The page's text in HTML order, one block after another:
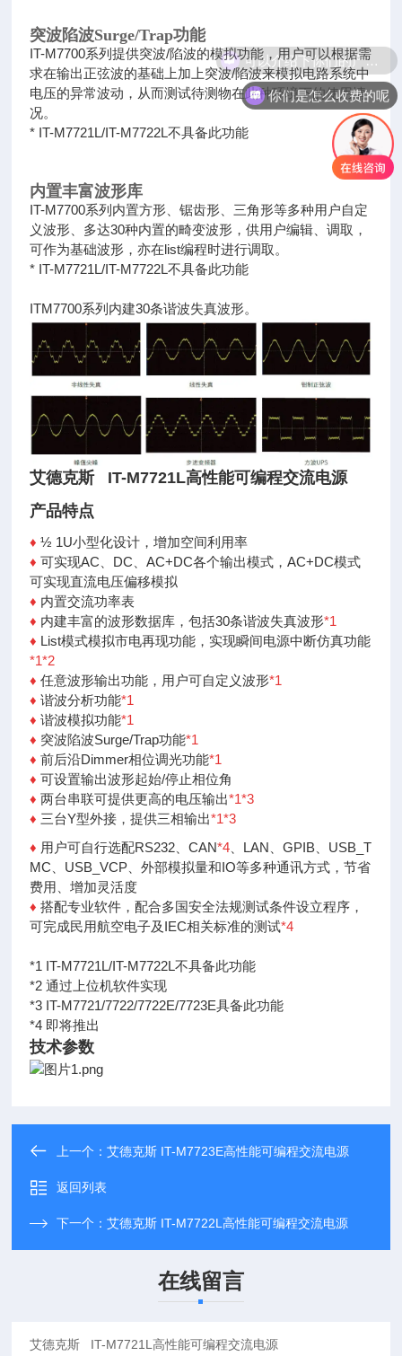
突波陷波Surge/Trap功能
IT-M7700系列提供突波/陷波的模拟功能，用户可以根据需
求在输出正弦波的基础上加上突波/陷波来模拟电路系统中
电压的异常波动，从而测试待测物在此种环境下的使用情
况。
* IT-M7721L/IT-M7722L不具备此功能
内置丰富波形库
IT-M7700系列内置方形、锯齿形、三角形等多种用户自定
义波形、多达30种内置的畸变波形，供用户编辑、调取，
可作为基础波形，亦在list编程时进行调取。
* IT-M7721L/IT-M7722L不具备此功能
ITM7700系列内建30条谐波失真波形。
艾德克斯 IT-M7721L高性能可编程交流电源
产品特点
♦ ½ 1U小型化设计，增加空间利用率
♦可实现AC、DC、AC+DC各个输出模式，AC+DC模式
可实现直流电压偏移模拟
♦ 内置交流功率表
♦ 内建丰富的波形数据库，包括30条谐波失真波形*1
♦ List模式模拟市电再现功能，实现瞬间电源中断仿真功能
*1*2
♦任意波形输出功能，用户可自定义波形*1
♦谐波分析功能*1
♦谐波模拟功能*1
♦ 突波陷波Surge/Trap功能*1
♦前后沿Dimmer相位调光功能*1
♦可设置输出波形起始/停止相位角
♦两台串联可提供更高的电压输出*1*3
♦ 三台Y型外接，提供三相输出*1*3
♦ 用户可自行选配RS232、CAN*4 、LAN、GPIB、USB_T
MC、 USB_VCP、外部模拟量和IO等多种通讯方式，节省
费用、增加灵活度
♦搭配专业软件，配合多国安全法规测试条件设立程序，
可完成民用航空电子及IEC相关标准的测试*4
*1 IT-M7721L/IT-M7722L不具备此功能
*2 通过上位机软件实现
*3 IT-M7721/7722/7722E/7723E具备此功能
*4 即将推出
技术参数
上一个：艾德克斯 IT-M7723E高性能可编程交流电源
返回列表
下一个：艾德克斯 IT-M7722L高性能可编程交流电源
在线留言
可以介绍下你们的产品么
你们是怎么收费的呢